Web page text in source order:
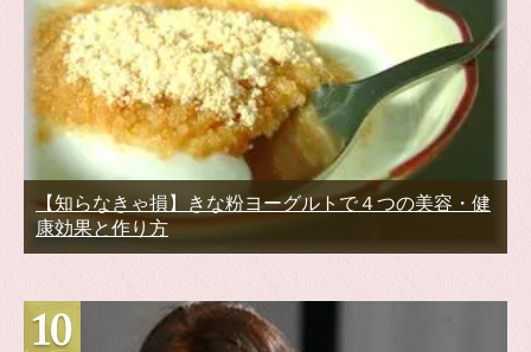
【知らなきゃ損】きな粉ヨーグルトで４つの美容・健
康効果と作り方